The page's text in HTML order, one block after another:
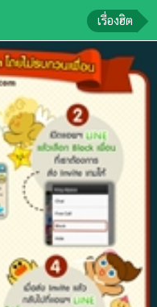
เรื่องฮิต